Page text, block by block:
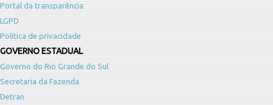
Portal da transparência
LGPD
Política de privacidade
GOVERNO ESTADUAL
Governo do Rio Grande do Sul
Secretaria da Fazenda
Detran